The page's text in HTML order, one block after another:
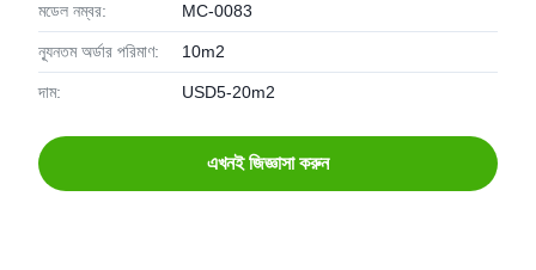
মডেল নম্বর: MC-0083
ন্যূনতম অর্ডার পরিমাণ: 10m2
দাম: USD5-20m2
এখনই জিজ্ঞাসা করুন